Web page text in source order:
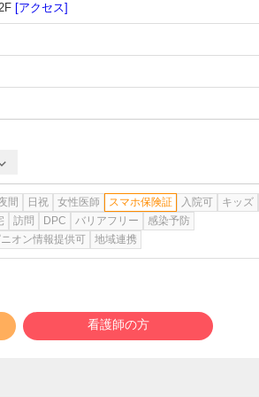
[アクセス]
間 日祝 女性医師 スマホ保険証 入院可 キッズ
訪問 DPC バリアフリー
感染予防
オン情報提供可 地域連携
看護師の方